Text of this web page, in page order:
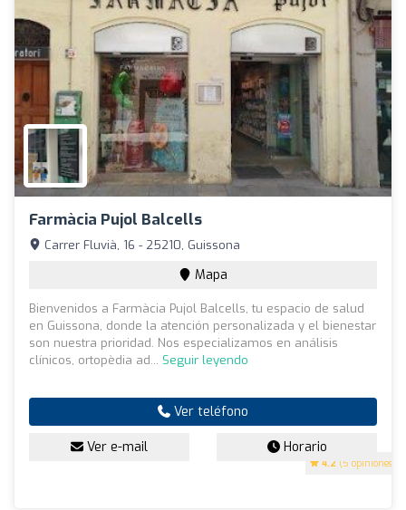
Farmàcia Pujol Balcells
4.2 (5 opiniones)
Carrer Fluvià, 16 - 25210, Guissona
Mapa
Bienvenidos a Farmàcia Pujol Balcells, tu espacio de salud
en Guissona, donde la atención personalizada y el bienestar
son nuestra prioridad. Nos especializamos en análisis
clínicos, ortopèdia ad... Seguir leyendo
Ver teléfono
Ver e-mail Horario